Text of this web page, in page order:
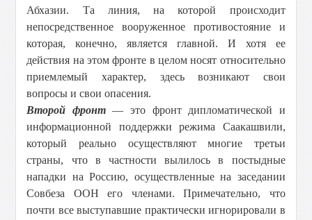
Абхазии. Та линия, на которой происходит
непосредственное вооруженное противостояние и
которая, конечно, является главной. И хотя ее
действия на этом фронте в целом носят относительно
приемлемый характер, здесь возникают свои
вопросы и свои опасения.
Второй фронт— это фронт дипломатической и
информационной поддержки режима Саакашвили,
который реально осуществляют многие третьи
страны, что в частности вылилось в постыдные
нападки на Россию, осуществленные на заседании
Совбеза ООН его членами. Примечательно, что
почти все выступавшие практически игнорировали в